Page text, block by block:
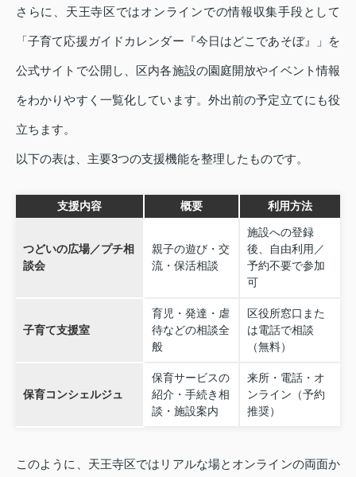
さらに、天王寺区ではオンラインでの情報収集手段として
「子育て応援ガイドカレンダー『今日はどこであそぼ』」を
公式サイトで公開し、区内各施設の園庭開放やイベント情報
をわかりやすく一覧化しています。外出前の予定立てにも役
立ちます。
以下の表は、主要3つの支援機能を整理したものです。
支援内容 概要 利用方法
つどいの広場／プチ相
談会
親子の遊び・交
流・保活相談
施設への登録
後、自由利用／
予約不要で参加
可
子育て支援室
育児・発達・虐
待などの相談全
般
区役所窓口また
は電話で相談
（無料）
保育コンシェルジュ
保育サービスの
紹介・手続き相
談・施設案内
来所・電話・オ
ンライン（予約
推奨）
このように、天王寺区ではリアルな場とオンラインの両面か